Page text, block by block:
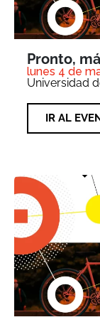
Pronto,
lunes 4 de
Universidad
IR AL